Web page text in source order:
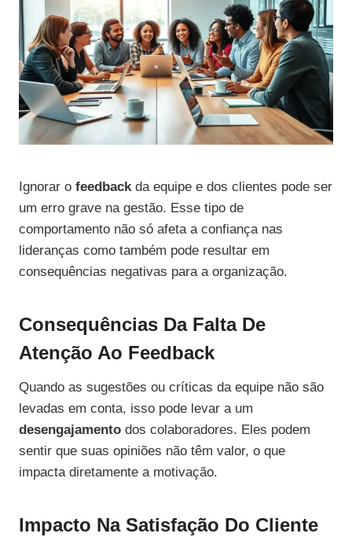
Ignorar o feedbackda equipe e dos clientes pode ser
um erro grave na gestão. Esse tipo de
comportamento não só afeta a confiança nas
lideranças como também pode resultar em
consequências negativas para a organização.
Consequências Da Falta De
Atenção Ao Feedback
Quando as sugestões ou críticas da equipe não são
levadas em conta, isso pode levar a um
desengajamento dos colaboradores. Eles podem
sentir que suas opiniões não têm valor, o que
impacta diretamente a motivação.
Impacto Na Satisfação Do Cliente